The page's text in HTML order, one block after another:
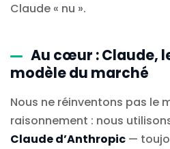
Claude « nu ».
Au cœur : Claude,
modèle du marché
Nous ne réinventons pas le
raisonnement : nous
Claude d’Anthropic —